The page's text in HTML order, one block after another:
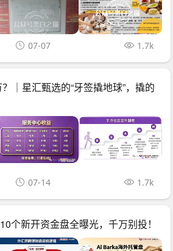
07-07 1.7k
｜星汇甄选的“牙签撬地球”，撬的
07-14 1.7k
个新开资金盘全曝光，千万别投！